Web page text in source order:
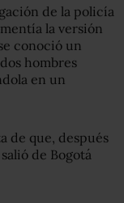
de la policía
la versión
conoció un
hombres
en un
de que, después
de Bogotá